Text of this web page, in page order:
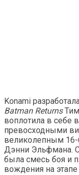
Konami
Batman Returns
воплотила в себе
превосходными
великолепным
Дэнни Эльфмана. С
была смесь боя и
вождения на этапе